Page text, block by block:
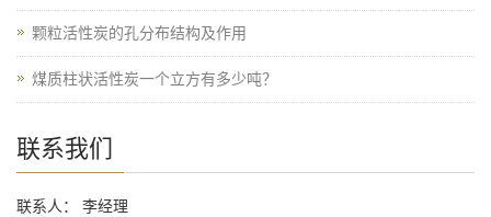
颗粒活性炭的孔分布结构及作用
煤质柱状活性炭一个立方有多少吨？
联系我们
联系人： 李经理